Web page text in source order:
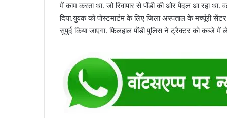
में काम करता था. जो रिवापार से पोंडी की ओर पैदल आ रहा था.
दिया.युवक को पोस्टमार्टम के लिए जिला अस्पताल के मर्च्यूरी
सुपुर्द किया जाएगा. फिलहाल पोंडी पुलिस ने ट्रैक्टर को कब्जे